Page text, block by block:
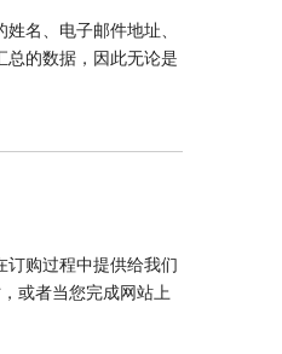
名、电子邮件地址、
总的数据，因此无论是
订购过程中提供给我们
或者当您完成网站上